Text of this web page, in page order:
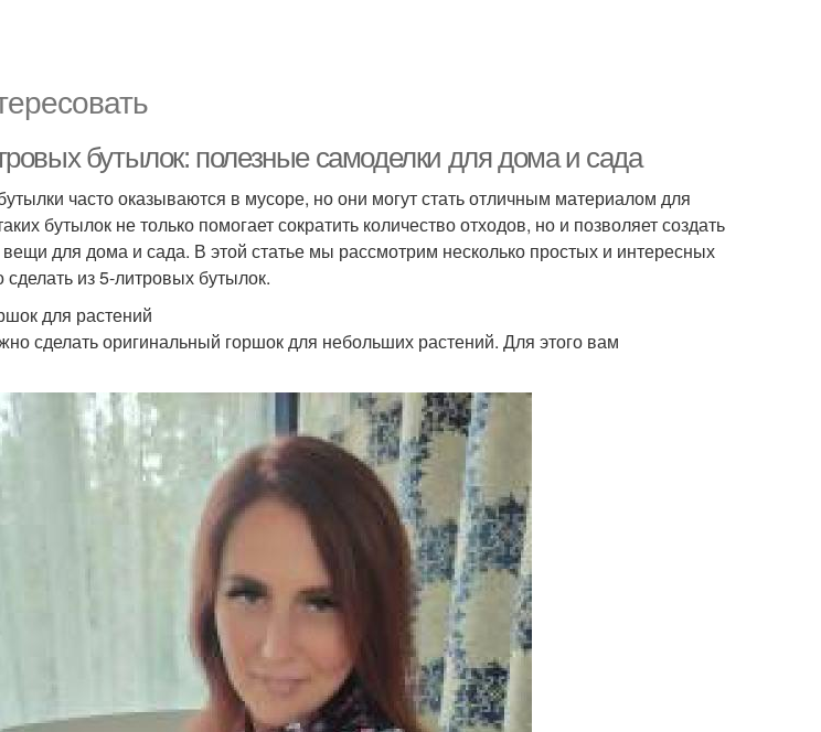
бутылок: полезные самоделки для дома и сада
часто оказываются в мусоре, но они могут стать отличным материалом для
бутылок не только помогает сократить количество отходов, но и позволяет создать
для дома и сада. В этой статье мы рассмотрим несколько простых и интересных
из 5-литровых бутылок.
для растений
сделать оригинальный горшок для небольших растений. Для этого вам